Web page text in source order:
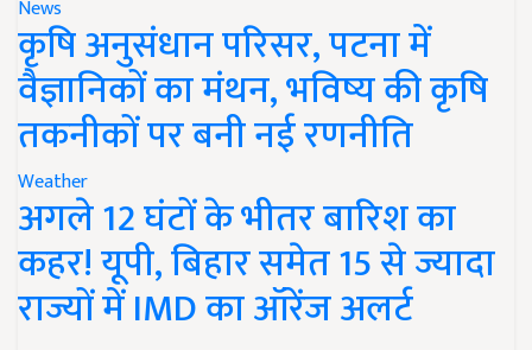
News
कृषि अनुसंधान परिसर, पटना में
वैज्ञानिकों का मंथन, भविष्य की कृषि
तकनीकों पर बनी नई रणनीति
Weather
अगले 12 घंटों के भीतर बारिश का
कहर! यूपी, बिहार समेत 15 से ज्यादा
राज्यों में IMD का ऑरेंज अलर्ट